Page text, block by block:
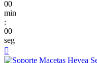
00
min
:
00
seg
